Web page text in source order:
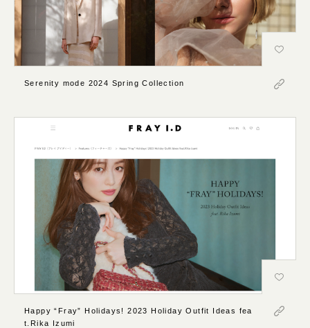
Serenity mode 2024 Spring Collection
Happy “Fray” Holidays! 2023 Holiday Outfit Ideas fea
t.Rika Izumi